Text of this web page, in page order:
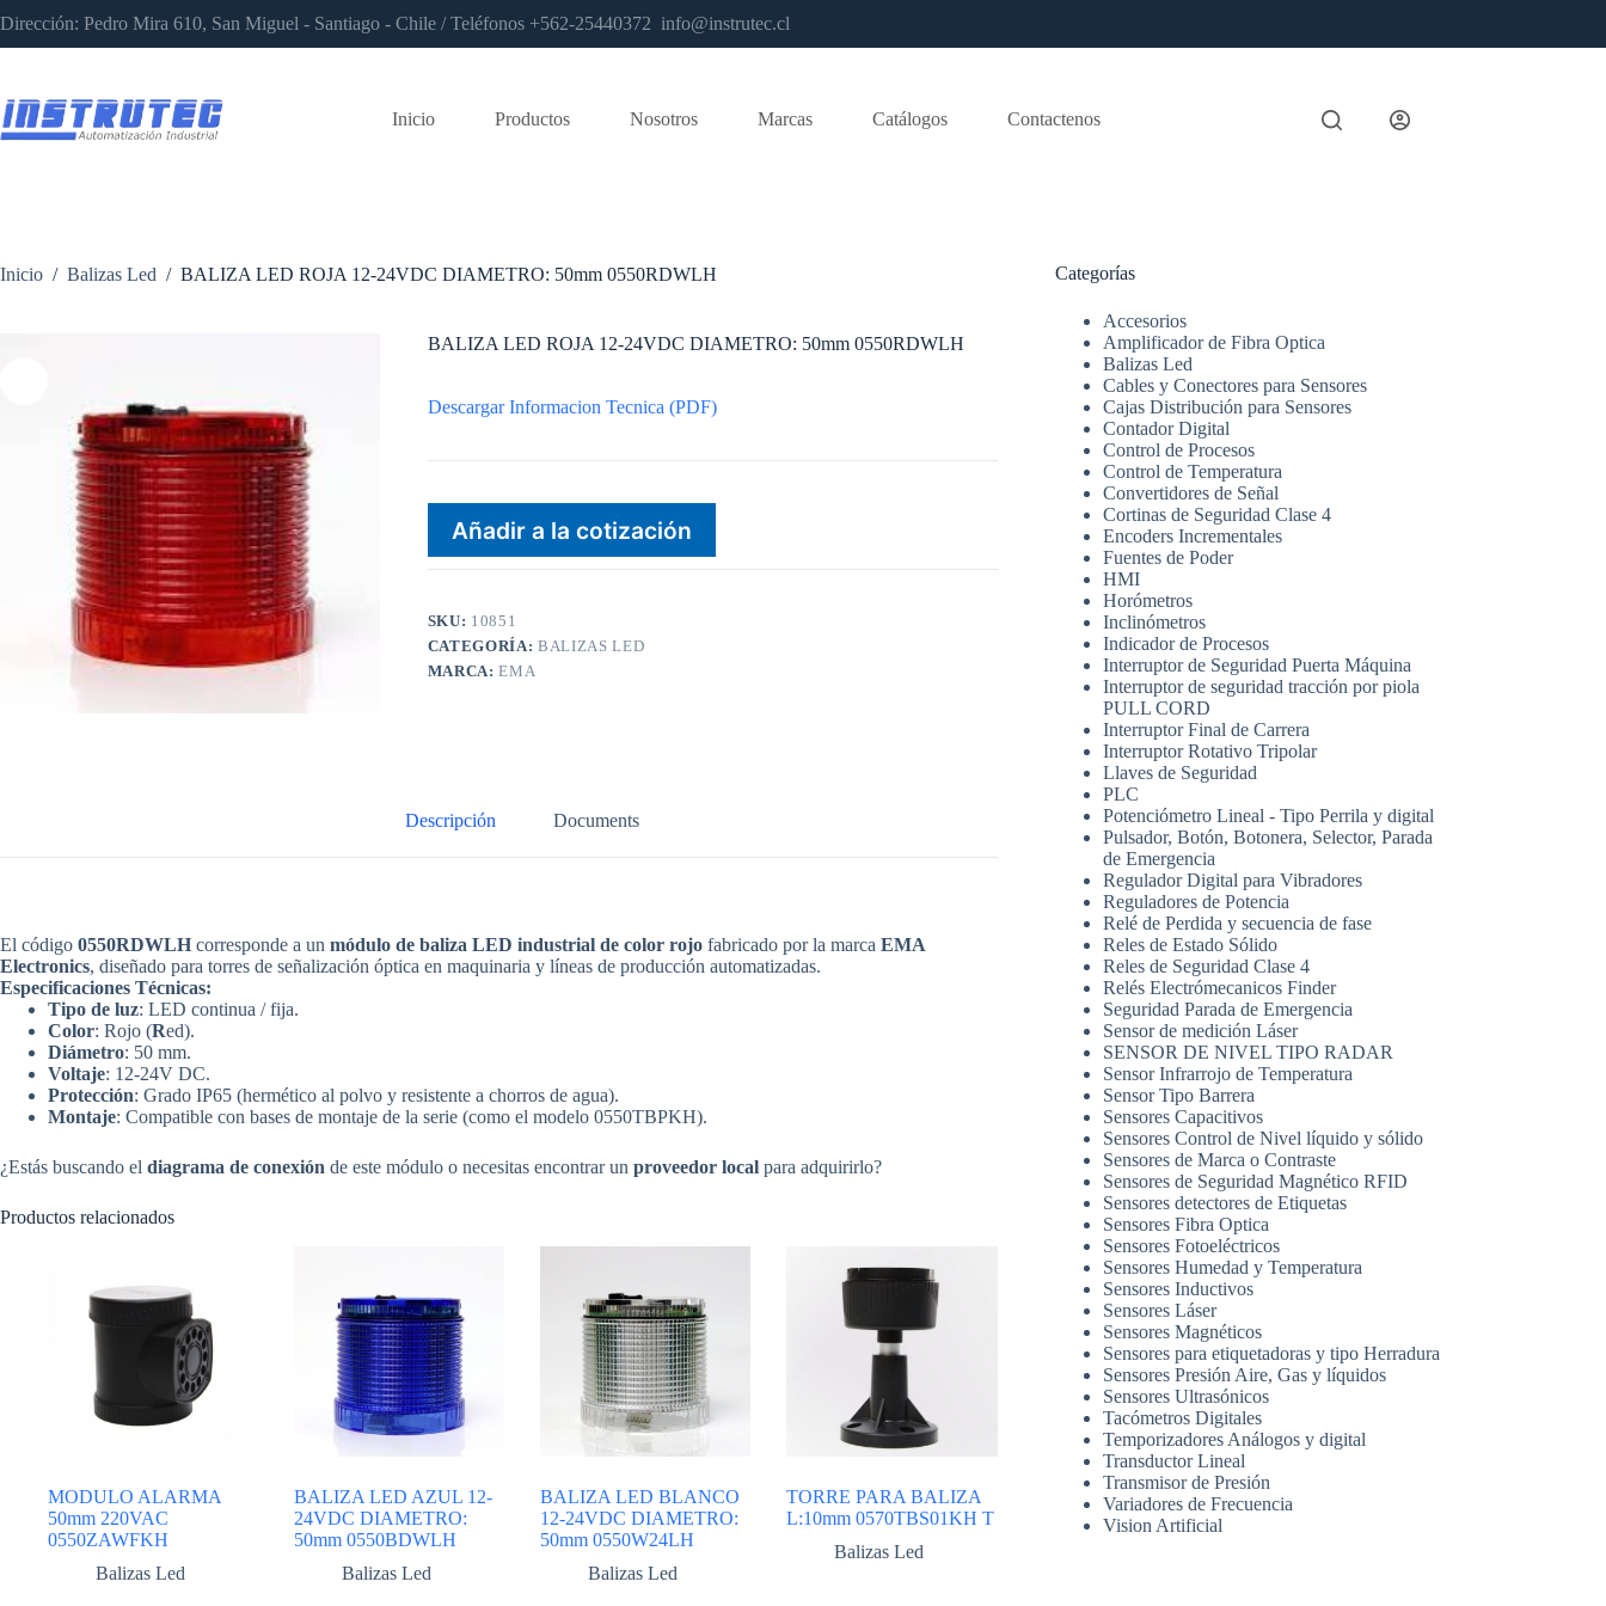
al
contenido
Dirección: Pedro Mira 610, San Miguel - Santiago - Chile / Teléfonos +562-25440372 info@instrutec.cl
Inicio Productos Nosotros Marcas Catálogos Contactenos
Inicio / Balizas Led / BALIZA LED ROJA 12-24VDC DIAMETRO: 50mm 0550RDWLH
BALIZA LED ROJA 12-24VDC DIAMETRO: 50mm 0550RDWLH
Descargar Informacion Tecnica (PDF)
Añadir a la cotización
SKU: 10851
CATEGORÍA: BALIZAS LED
MARCA:EMA
Descripción Documents
El código 0550RDWLH corresponde a un módulo de baliza LED industrial de color rojo fabricado por la marca EMA
Electronics, diseñado para torres de señalización óptica en maquinaria y líneas de producción automatizadas.
Especificaciones Técnicas:
Tipo de luz: LED continua / fija.
Color: Rojo (Red).
Diámetro: 50 mm.
Voltaje: 12-24V DC.
Protección: Grado IP65 (hermético al polvo y resistente a chorros de agua).
Montaje: Compatible con bases de montaje de la serie (como el modelo 0550TBPKH).
¿Estás buscando el diagrama de conexión de este módulo o necesitas encontrar un proveedor local para adquirirlo?
Productos relacionados
MODULO ALARMA
50mm 220VAC
0550ZAWFKH
Balizas Led
BALIZA LED AZUL 12-
24VDC DIAMETRO:
50mm 0550BDWLH
Balizas Led
BALIZA LED BLANCO
12-24VDC DIAMETRO:
50mm 0550W24LH
Balizas Led
TORRE PARA BALIZA
L:10mm 0570TBS01KH T
Balizas Led
Categorías
Accesorios
Amplificador de Fibra Optica
Balizas Led
Cables y Conectores para Sensores
Cajas Distribución para Sensores
Contador Digital
Control de Procesos
Control de Temperatura
Convertidores de Señal
Cortinas de Seguridad Clase 4
Encoders Incrementales
Fuentes de Poder
HMI
Horómetros
Inclinómetros
Indicador de Procesos
Interruptor de Seguridad Puerta Máquina
Interruptor de seguridad tracción por piola
PULL CORD
Interruptor Final de Carrera
Interruptor Rotativo Tripolar
Llaves de Seguridad
PLC
Potenciómetro Lineal - Tipo Perrila y digital
Pulsador, Botón, Botonera, Selector, Parada
de Emergencia
Regulador Digital para Vibradores
Reguladores de Potencia
Relé de Perdida y secuencia de fase
Reles de Estado Sólido
Reles de Seguridad Clase 4
Relés Electrómecanicos Finder
Seguridad Parada de Emergencia
Sensor de medición Láser
SENSOR DE NIVEL TIPO RADAR
Sensor Infrarrojo de Temperatura
Sensor Tipo Barrera
Sensores Capacitivos
Sensores Control de Nivel líquido y sólido
Sensores de Marca o Contraste
Sensores de Seguridad Magnético RFID
Sensores detectores de Etiquetas
Sensores Fibra Optica
Sensores Fotoeléctricos
Sensores Humedad y Temperatura
Sensores Inductivos
Sensores Láser
Sensores Magnéticos
Sensores para etiquetadoras y tipo Herradura
Sensores Presión Aire, Gas y líquidos
Sensores Ultrasónicos
Tacómetros Digitales
Temporizadores Análogos y digital
Transductor Lineal
Transmisor de Presión
Variadores de Frecuencia
Vision Artificial